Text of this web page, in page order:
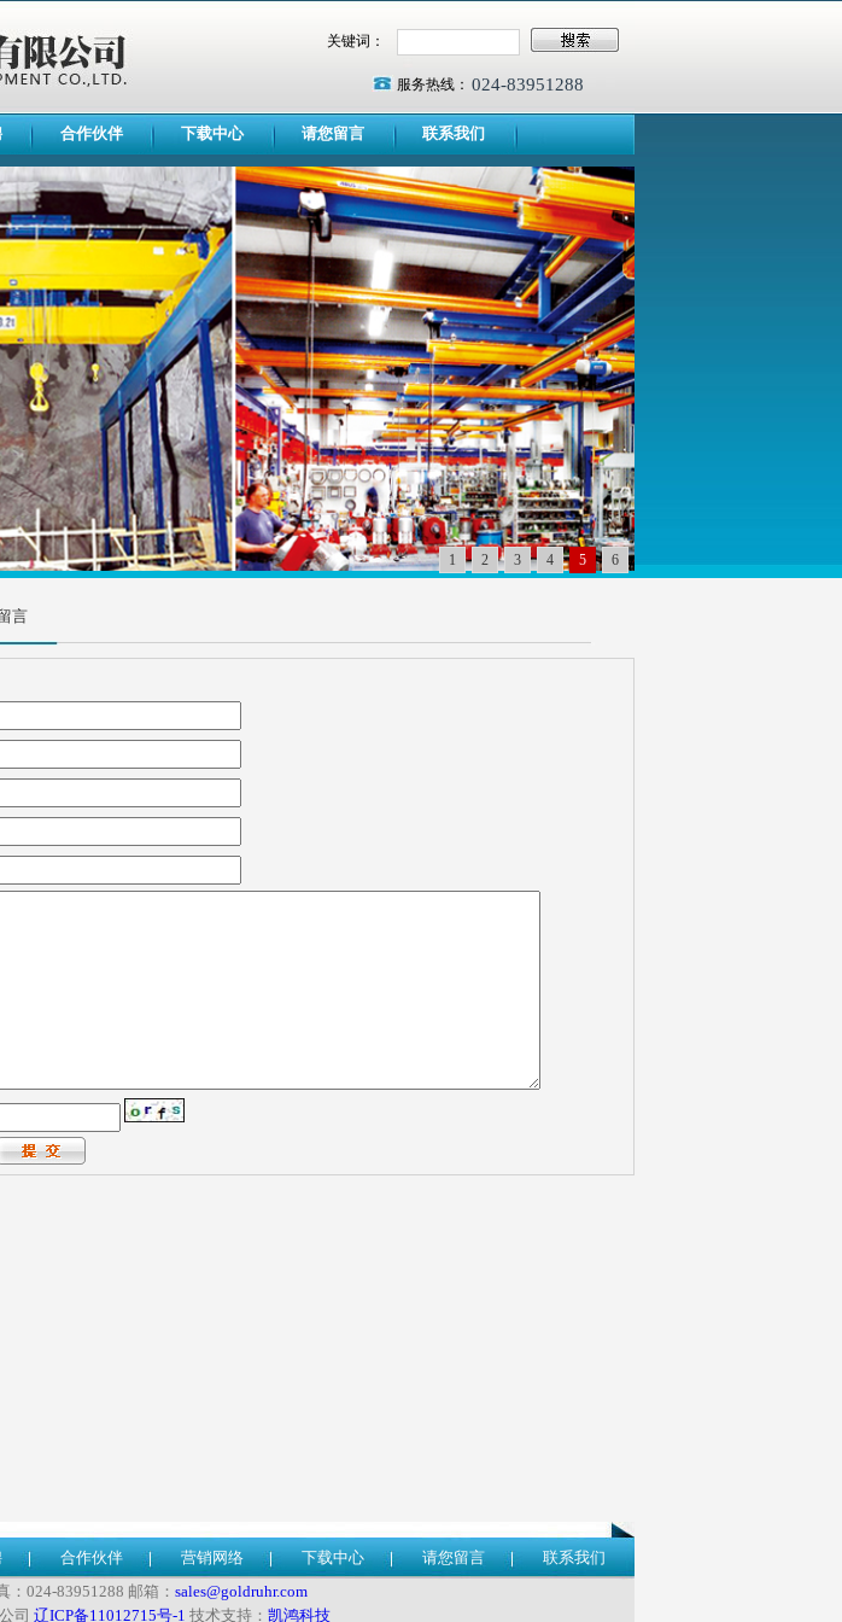
关键词：
服务热线： 024-83951288
合作伙伴 下载中心 请您留言 联系我们
1 2 3 4 5 6
言
合作伙伴 营销网络 下载中心 请您留言
联系我们
024-83951288 邮箱： sales@goldruhr.com
司 辽ICP备11012715号-1 技术支持： 凯鸿科技